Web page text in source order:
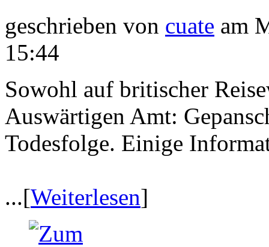
geschrieben von cuate am
15:44
Sowohl auf britischer
Auswärtigen Amt:
Todesfolge. Einige
...[Weiterlesen]